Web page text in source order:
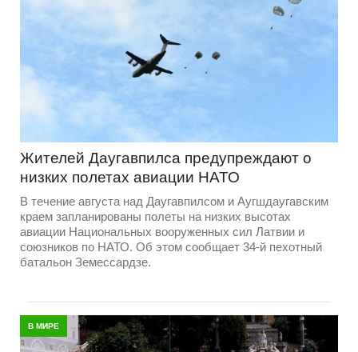
Жителей Даугавпилса предупреждают о
низких полетах авиации НАТО
В течение августа над Даугавпилсом и Аугшдаугавским
краем запланированы полеты на низких высотах
авиации Национальных вооруженных сил Латвии и
союзников по НАТО. Об этом сообщает 34-й пехотный
батальон Земессардзе.
В МИРЕ